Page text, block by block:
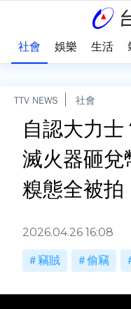
社會 娛樂 生活
TTV NEWS 社會
自認大力
滅火器砸兌
糗態全被拍
2026.04.26 16:08
竊賊 偷竊